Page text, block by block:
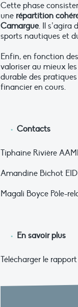
Cette phase
une répartition
Camargue. Il s’agira
sports nautiques et
Enfin, en fonction
valoriser au mieux
durable des
financier en cours.
Contacts
Tiphaine Rivière
Amandine Bichot
Magali Boyce Pôle-
En savoir plus
Télécharger le